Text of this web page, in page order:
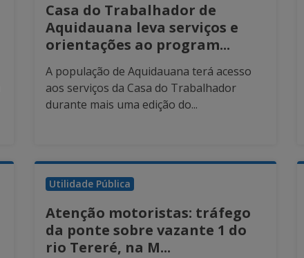
Casa do Trabalhador de
Aquidauana leva serviços e
orientações ao program...
A população de Aquidauana terá acesso
aos serviços da Casa do Trabalhador
durante mais uma edição do...
Utilidade Pública
Atenção motoristas: tráfego
da ponte sobre vazante 1 do
rio Tereré, na M...